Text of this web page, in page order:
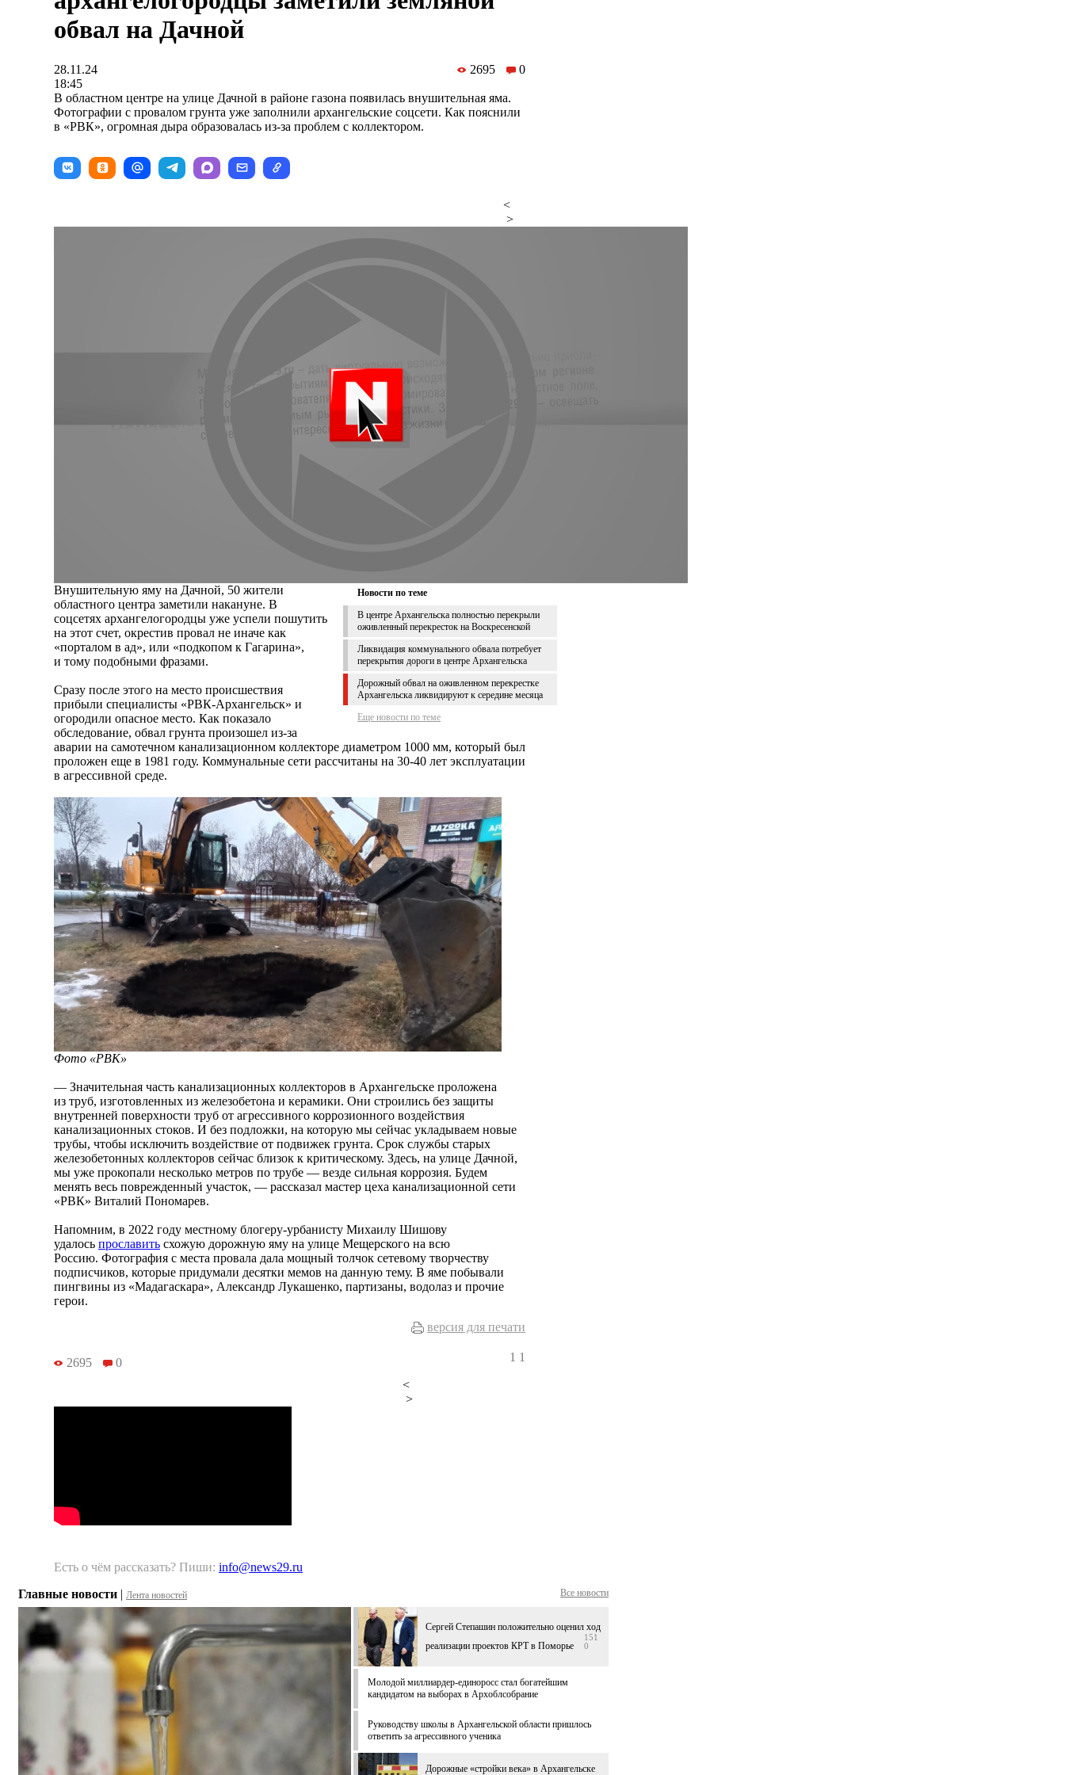
обвал на Дачной
28.11.24
18:45
2695 0
В областном центре на улице Дачной в районе газона появилась внушительная яма.
Фотографии с провалом грунта уже заполнили архангельские соцсети. Как пояснили
в «РВК», огромная дыра образовалась из-за проблем с коллектором.
<
>
Новости по теме
В центре Архангельска полностью перекрыли
оживленный перекресток на Воскресенской
Ликвидация коммунального обвала потребует
перекрытия дороги в центре Архангельска
Дорожный обвал на оживленном перекрестке
Архангельска ликвидируют к середине месяца
Еще новости по теме
Внушительную яму на Дачной, 50 жители
областного центра заметили накануне. В
соцсетях архангелогородцы уже успели пошутить
на этот счет, окрестив провал не иначе как
«порталом в ад», или «подкопом к Гагарина»,
и тому подобными фразами.
Сразу после этого на место происшествия
прибыли специалисты «РВК-Архангельск» и
огородили опасное место. Как показало
обследование, обвал грунта произошел из-за
аварии на самотечном канализационном коллекторе диаметром 1000 мм, который был
проложен еще в 1981 году. Коммунальные сети рассчитаны на 30-40 лет эксплуатации
в агрессивной среде.
Фото «РВК»
— Значительная часть канализационных коллекторов в Архангельске проложена
из труб, изготовленных из железобетона и керамики. Они строились без защиты
внутренней поверхности труб от агрессивного коррозионного воздействия
канализационных стоков. И без подложки, на которую мы сейчас укладываем новые
трубы, чтобы исключить воздействие от подвижек грунта. Срок службы старых
железобетонных коллекторов сейчас близок к критическому. Здесь, на улице Дачной,
мы уже прокопали несколько метров по трубе — везде сильная коррозия. Будем
менять весь поврежденный участок, — рассказал мастер цеха канализационной сети
«РВК» Виталий Пономарев.
Напомним, в 2022 году местному блогеру-урбанисту Михаилу Шишову
удалось прославить схожую дорожную яму на улице Мещерского на всю
Россию. Фотография с места провала дала мощный толчок сетевому творчеству
подписчиков, которые придумали десятки мемов на данную тему. В яме побывали
пингвины из «Мадагаскара», Александр Лукашенко, партизаны, водолаз и прочие
герои.
версия для печати
2695 0 1 1
<
>
Есть о чём рассказать? Пиши: info@news29.ru
Главные новости | Лента новостей Все новости
Сергей Степашин положительно оценил ход
реализации проектов КРТ в Поморье
151
0
Молодой миллиардер-единоросс стал богатейшим
кандидатом на выборах в Архоблсобрание
Руководству школы в Архангельской области пришлось
ответить за агрессивного ученика
Дорожные «стройки века» в Архангельске